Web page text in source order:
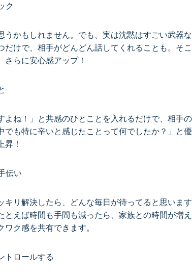
ク
うかもしれません。でも、実は沈黙はすごい武器
だけで、相手がどんどん話してくれることも。そ
さらに安心感アップ！
よね！」と共感のひとことを入れるだけで、相手
でも特に辛いと感じたことって何でしたか？」と
昇！
伝い
キリ解決したら、どんな毎日が待ってると思いま
とえば時間も手間も減ったら、家族との時間が増
ワク感を共有できます。
トロールする